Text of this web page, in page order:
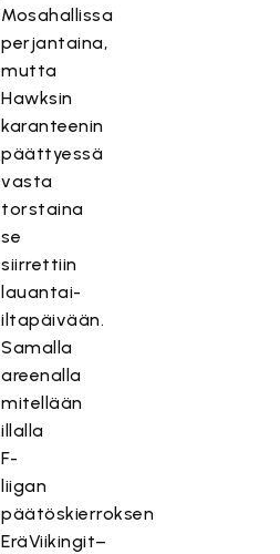
Mosahallissa
perjantaina,
mutta
Hawksin
karanteenin
päättyessä
vasta
torstaina
se
siirrettiin
lauantai-
iltapäivään.
Samalla
areenalla
mitellään
illalla
F-
liigan
päätöskierroksen
EräViikingit–